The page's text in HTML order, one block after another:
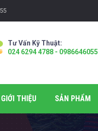
Tư Vấn Kỹ Thuật:
024 6294 4788 - 0986646055
GIỚI THIỆU SẢN PHẨM